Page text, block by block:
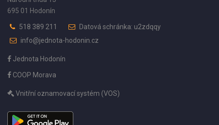
695 01 Hodonín
518 389 211
Datová schránka: u2zdqqy
info@jednota-hodonin.cz
Jednota Hodonín
COOP Morava
Vnitřní oznamovací systém (VOS)